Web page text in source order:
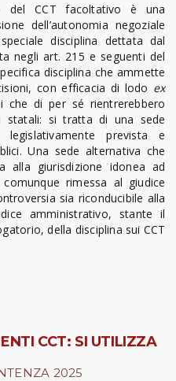
del CCT facoltativo è una
dell’autonomia negoziale
disciplina dettata dal
negli art. 215 e seguenti del
disciplina che ammette
con efficacia di lodo ex
che di per sé rientrerebbero
statali: si tratta di una sede
legislativamente prevista e
Una sede alternativa che
alla giurisdizione idonea ad
rimessa al giudice
sia riconducibile alla
amministrativo, stante il
della disciplina sui CCT
CCT: SI UTILIZZA
2025